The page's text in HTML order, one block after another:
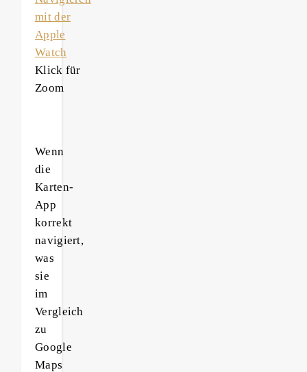
Klick für
Zoom
Wenn
die
Karten-
App
korrekt
navigiert,
was
sie
im
Vergleich
zu
Google
Maps